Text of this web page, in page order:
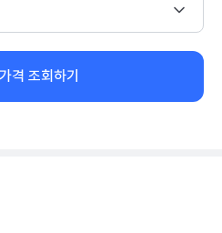
격 조회하기